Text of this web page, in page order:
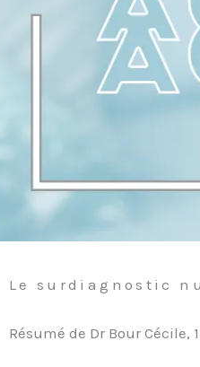
Le surdiagnostic
Résumé de Dr Bour Cécile,